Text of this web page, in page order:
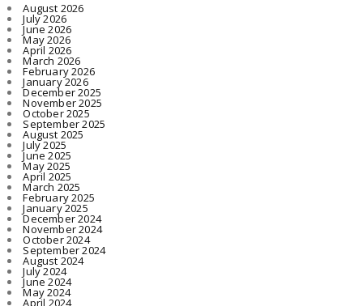
August 2026
July 2026
June 2026
May 2026
April 2026
March 2026
February 2026
January 2026
December 2025
November 2025
October 2025
September 2025
August 2025
July 2025
June 2025
May 2025
April 2025
March 2025
February 2025
January 2025
December 2024
November 2024
October 2024
September 2024
August 2024
July 2024
June 2024
May 2024
April 2024